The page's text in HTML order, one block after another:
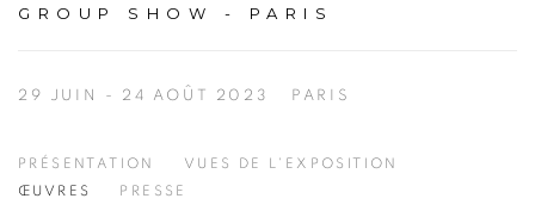
GROUP SHOW - PARIS
29 JUIN - 24 AOÛT 2023 PARIS
PRÉSENTATION
VUES DE L'EXPOSITION
ŒUVRES
PRESSE